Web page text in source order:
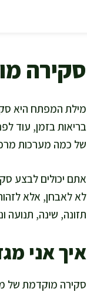
סקירה
מילת המפתח היא
בריאות בזמן, עוד
של כמה מערכות
אתם יכולים לבצע
לא לאבחן, אלא
תזונה, שינה, תנועה
איך אני
סקירה מוקדמת של